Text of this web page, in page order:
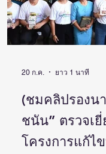
กว่า 5 ล้านบาท จากก
จำหน่ายสินค้า รวมถึง
โอกาสทางธุรกิจ สะท้
ผู้ประกอบการ SMEs
(ชมคลิปรองนา
ชนัน” ตรวจเ
โครงการแก้ไ
20 ก.ค. ยาว 1 นาที